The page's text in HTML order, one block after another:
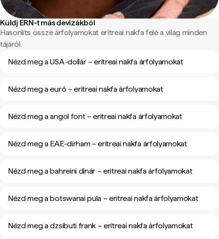
Küldj ERN-t más devizákból
Hasonlíts össze árfolyamokat eritreai nakfa felé a világ minden
tájáról.
Nézd meg a USA-dollár – eritreai nakfa árfolyamokat
Nézd meg a euró – eritreai nakfa árfolyamokat
Nézd meg a angol font – eritreai nakfa árfolyamokat
Nézd meg a EAE-dirham – eritreai nakfa árfolyamokat
Nézd meg a bahreini dinár – eritreai nakfa árfolyamokat
Nézd meg a botswanai pula – eritreai nakfa árfolyamokat
Nézd meg a dzsibuti frank – eritreai nakfa árfolyamokat